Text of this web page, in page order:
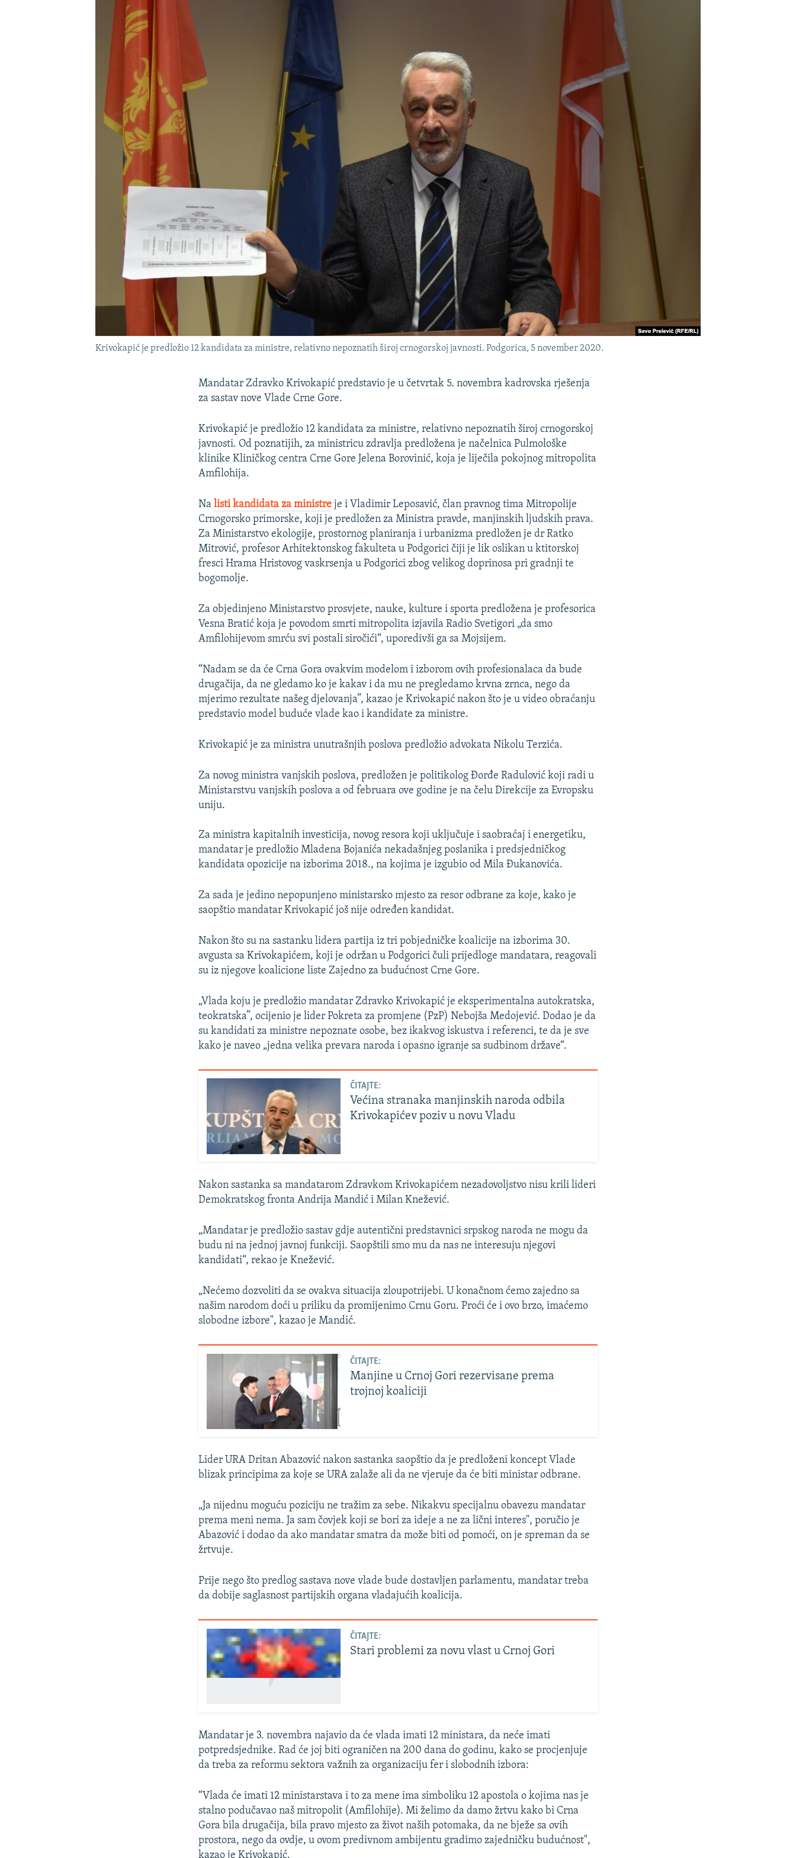
NASTANAK I RASPAD JUGOSLAVIJE
Krivokapić je predložio 12 kandidata za ministre, relativno nepoznatih široj crnogorskoj javnosti. Podgorica, 5 november 2020.
Mandatar Zdravko Krivokapić predstavio je u četvrtak 5. novembra kadrovska rješenja
za sastav nove Vlade Crne Gore.
Krivokapić je predložio 12 kandidata za ministre, relativno nepoznatih široj crnogorskoj
javnosti. Od poznatijih, za ministricu zdravlja predložena je načelnica Pulmološke
klinike Kliničkog centra Crne Gore Jelena Borovinić, koja je liječila pokojnog mitropolita
Amfilohija.
Nalisti kandidata za ministre je i Vladimir Leposavić, član pravnog tima Mitropolije
Crnogorsko primorske, koji je predložen za Ministra pravde, manjinskih ljudskih prava.
Za Ministarstvo ekologije, prostornog planiranja i urbanizma predložen je dr Ratko
Mitrović, profesor Arhitektonskog fakulteta u Podgorici čiji je lik oslikan u ktitorskoj
fresci Hrama Hristovog vaskrsenja u Podgorici zbog velikog doprinosa pri gradnji te
bogomolje.
Za objedinjeno Ministarstvo prosvjete, nauke, kulture i sporta predložena je profesorica
Vesna Bratić koja je povodom smrti mitropolita izjavila Radio Svetigori „da smo
Amfilohijevom smrću svi postali siročići“, uporedivši ga sa Mojsijem.
“Nadam se da će Crna Gora ovakvim modelom i izborom ovih profesionalaca da bude
drugačija, da ne gledamo ko je kakav i da mu ne pregledamo krvna zrnca, nego da
mjerimo rezultate našeg djelovanja”, kazao je Krivokapić nakon što je u video obraćanju
predstavio model buduće vlade kao i kandidate za ministre.
Krivokapić je za ministra unutrašnjih poslova predložio advokata Nikolu Terzića.
Za novog ministra vanjskih poslova, predložen je politikolog Đorđe Radulović koji radi u
Ministarstvu vanjskih poslova a od februara ove godine je na čelu Direkcije za Evropsku
uniju.
Za ministra kapitalnih investicija, novog resora koji uključuje i saobraćaj i energetiku,
mandatar je predložio Mladena Bojanića nekadašnjeg poslanika i predsjedničkog
kandidata opozicije na izborima 2018., na kojima je izgubio od Mila Đukanovića.
Za sada je jedino nepopunjeno ministarsko mjesto za resor odbrane za koje, kako je
saopštio mandatar Krivokapić još nije određen kandidat.
Nakon što su na sastanku lidera partija iz tri pobjedničke koalicije na izborima 30.
avgusta sa Krivokapićem, koji je održan u Podgorici čuli prijedloge mandatara, reagovali
su iz njegove koalicione liste Zajedno za budućnost Crne Gore.
„Vlada koju je predložio mandatar Zdravko Krivokapić je eksperimentalna autokratska,
teokratska”, ocijenio je lider Pokreta za promjene (PzP) Nebojša Medojević. Dodao je da
su kandidati za ministre nepoznate osobe, bez ikakvog iskustva i referenci, te da je sve
kako je naveo „jedna velika prevara naroda i opasno igranje sa sudbinom države“.
ČITAJTE:
Većina stranaka manjinskih naroda odbila
Krivokapićev poziv u novu Vladu
Nakon sastanka sa mandatarom Zdravkom Krivokapićem nezadovoljstvo nisu krili lideri
Demokratskog fronta Andrija Mandić i Milan Knežević.
„Mandatar je predložio sastav gdje autentični predstavnici srpskog naroda ne mogu da
budu ni na jednoj javnoj funkciji. Saopštili smo mu da nas ne interesuju njegovi
kandidati“, rekao je Knežević.
„Nećemo dozvoliti da se ovakva situacija zloupotrijebi. U konačnom ćemo zajedno sa
našim narodom doći u priliku da promijenimo Crnu Goru. Proći će i ovo brzo, imaćemo
slobodne izbore", kazao je Mandić.
ČITAJTE:
Manjine u Crnoj Gori rezervisane prema
trojnoj koaliciji
Lider URA Dritan Abazović nakon sastanka saopštio da je predloženi koncept Vlade
blizak principima za koje se URA zalaže ali da ne vjeruje da će biti ministar odbrane.
„Ja nijednu moguću poziciju ne tražim za sebe. Nikakvu specijalnu obavezu mandatar
prema meni nema. Ja sam čovjek koji se bori za ideje a ne za lični interes", poručio je
Abazović i dodao da ako mandatar smatra da može biti od pomoći, on je spreman da se
žrtvuje.
Prije nego što predlog sastava nove vlade bude dostavljen parlamentu, mandatar treba
da dobije saglasnost partijskih organa vladajućih koalicija.
ČITAJTE:
Stari problemi za novu vlast u Crnoj Gori
Mandatar je 3. novembra najavio da će vlada imati 12 ministara, da neće imati
potpredsjednike. Rad će joj biti ograničen na 200 dana do godinu, kako se procjenjuje
da treba za reformu sektora važnih za organizaciju fer i slobodnih izbora:
“Vlada će imati 12 ministarstava i to za mene ima simboliku 12 apostola o kojima nas je
stalno podučavao naš mitropolit (Amfilohije). Mi želimo da damo žrtvu kako bi Crna
Gora bila drugačija, bila pravo mjesto za život naših potomaka, da ne bježe sa ovih
prostora, nego da ovdje, u ovom predivnom ambijentu gradimo zajedničku budućnost",
kazao je Krivokapić.